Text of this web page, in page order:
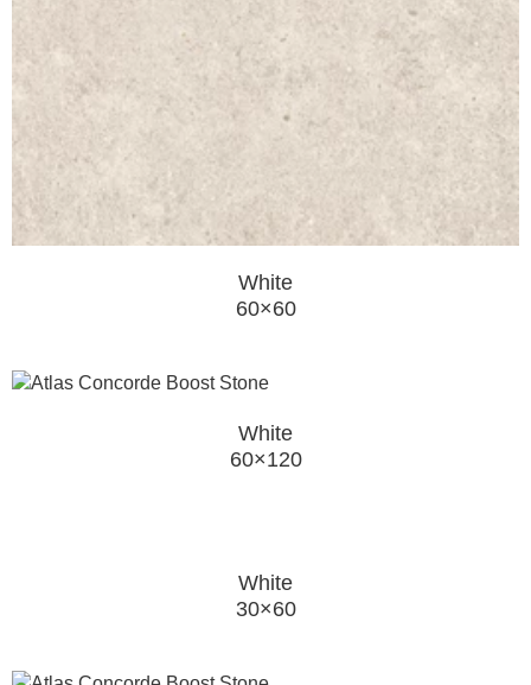
White
60×60
White
60×120
White
30×60